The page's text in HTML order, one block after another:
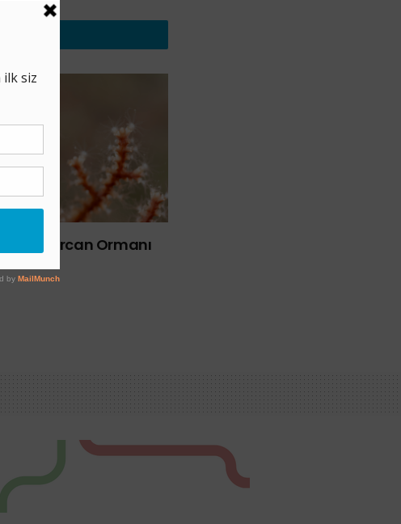
Mercan Ormanı